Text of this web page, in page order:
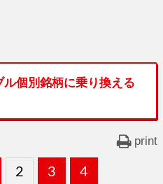
ル個別銘柄に乗り換える
print
,
固
2 ,
固
3 ,
固
4